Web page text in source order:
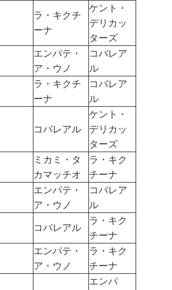
ラ・キクチ
ーナ
ケント・
デリカッ
ターズ
エンパテ・
ア・ウノ
コバレア
ル
ラ・キクチ
ーナ
コバレア
ル
コバレアル
ケント・
デリカッ
ターズ
ミカミ・タ
カマッチオ
ラ・キク
チーナ
エンパテ・
ア・ウノ
コバレア
ル
コバレアル
ラ・キク
チーナ
エンパテ・
ア・ウノ
ラ・キク
チーナ
エンパ